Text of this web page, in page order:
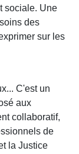
sociale. Une
des
sur les
C'est un
aux
collaboratif,
de
la Justice